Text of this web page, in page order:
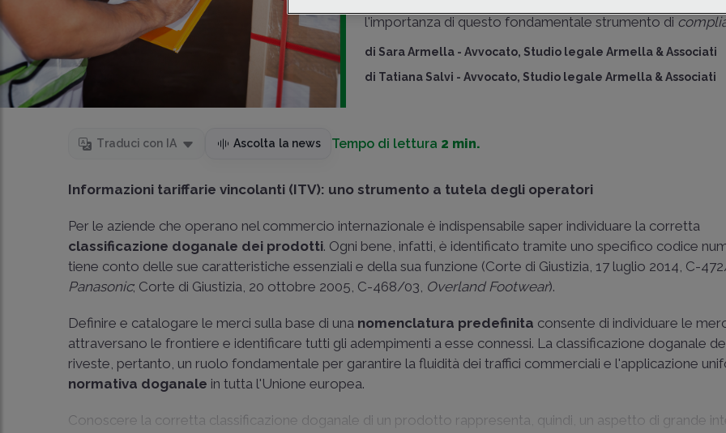
l'importanza di questo fondamentale strumento di
di Sara Armella -Avvocato, Studio legale Armella & Associati
di Tatiana Salvi -Avvocato, Studio legale Armella & Associati
Traduci con IA Ascolta la news Tempo di lettura 2 min.
Informazioni tariffarie vincolanti (ITV): uno strumento a tutela degli operatori
Per le aziende che operano nel commercio internazionale è indispensabile saper individuare la corretta
classificazione doganale dei prodotti. Ogni bene, infatti, è identificato tramite uno specifico codice
tiene conto delle sue caratteristiche essenziali e della sua funzione (Corte di Giustizia, 17 luglio 2014, C-
Panasonic; Corte di Giustizia, 20 ottobre 2005, C-468/03, Overland Footwear).
Definire e catalogare le merci sulla base di una nomenclatura predefinita consente di individuare le
attraversano le frontiere e identificare tutti gli adempimenti a esse connessi. La classificazione doganale
riveste, pertanto, un ruolo fondamentale per garantire la fluidità dei traffici commerciali e l'applicazione
normativa doganale in tutta l'Unione europea.
Conoscere la corretta classificazione doganale di un prodotto rappresenta, quindi, un aspetto di grande